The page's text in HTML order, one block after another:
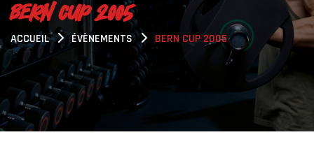
BERN CUP 2005
ACCUEIL ÉVÈNEMENTS BERN CUP 2005